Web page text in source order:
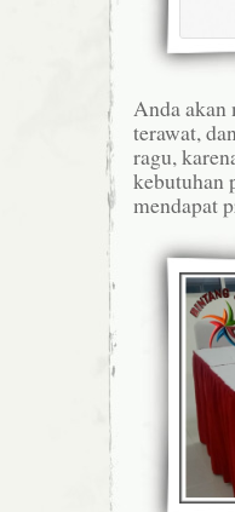
Anda akan
terawat,
ragu,
kebutuhan
mendapat